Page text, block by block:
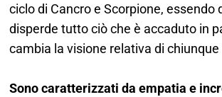
ciclo di CancroeScorpione, essendo
disperde tutto ciò che è accaduto in
cambia la visione relativa di
Sono caratterizzati da empatia e